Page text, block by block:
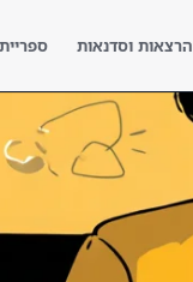
הרצאות וסדנאות